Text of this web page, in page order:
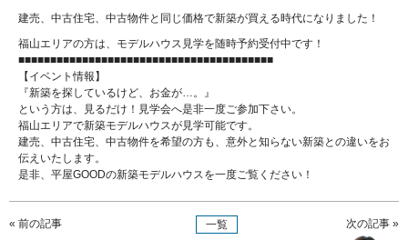
建売、中古住宅、中古物件と同じ価格で新築が買える時代になりました！
福山エリアの方は、モデルハウス見学を随時予約受付中です！
■■■■■■■■■■■■■■■■■■■■■■■■■■■■■■■■■■■■■■■■
【イベント情報】
『新築を探しているけど、お金が…。』
という方は、見るだけ！見学会へ是非一度ご参加下さい。
福山エリアで新築モデルハウスが見学可能です。
建売、中古住宅、中古物件を希望の方も、意外と知らない新築との違いをお
伝えいたします。
是非、平屋GOODの新築モデルハウスを一度ご覧ください！
« 前の記事 一覧 次の記事 »